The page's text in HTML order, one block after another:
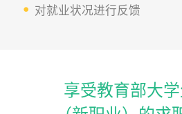
对就业状况进行反馈
享受教育部大